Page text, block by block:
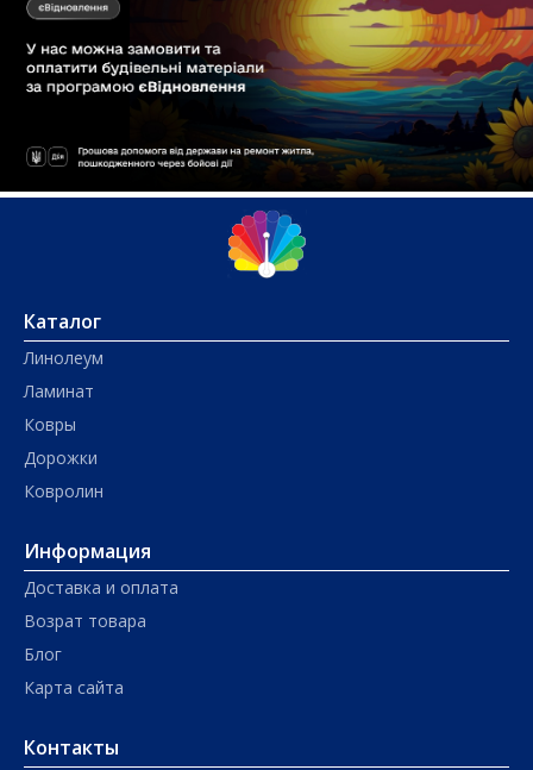
Каталог
Линолеум
Ламинат
Ковры
Дорожки
Ковролин
Информация
Доставка и оплата
Возрат товара
Блог
Карта сайта
Контакты